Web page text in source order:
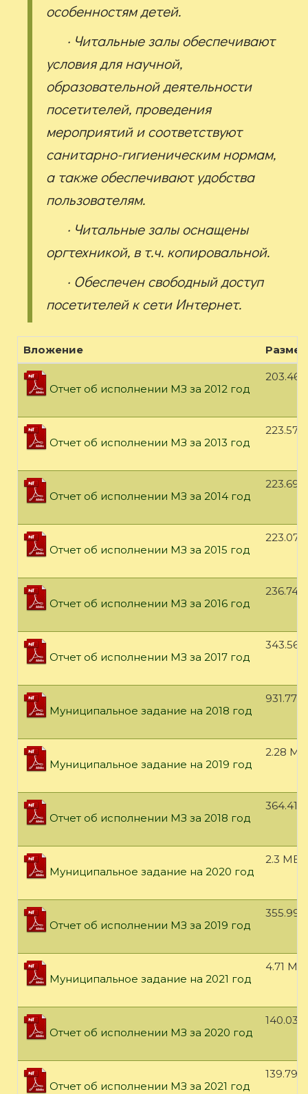
особенностям детей.
· Читальные залы обеспечивают
условия для научной,
образовательной деятельности
посетителей, проведения
мероприятий и соответствуют
санитарно-гигиеническим нормам,
а также обеспечивают удобства
пользователям.
· Читальные залы оснащены
оргтехникой, в т.ч. копировальной.
· Обеспечен свободный доступ
посетителей к сети Интернет.
Вложение Размер
Отчет об исполнении МЗ за 2012 год
203.46
Отчет об исполнении МЗ за 2013 год
223.57
Отчет об исполнении МЗ за 2014 год
223.69
Отчет об исполнении МЗ за 2015 год
223.07
Отчет об исполнении МЗ за 2016 год
236.74
Отчет об исполнении МЗ за 2017 год
343.56
Муниципальное задание на 2018 год
931.77
Муниципальное задание на 2019 год
2.28 МБ
Отчет об исполнении МЗ за 2018 год
364.41
Муниципальное задание на 2020 год
2.3 МБ
Отчет об исполнении МЗ за 2019 год
355.99
Муниципальное задание на 2021 год
4.71 МБ
Отчет об исполнении МЗ за 2020 год
140.03
Отчет об исполнении МЗ за 2021 год
139.79